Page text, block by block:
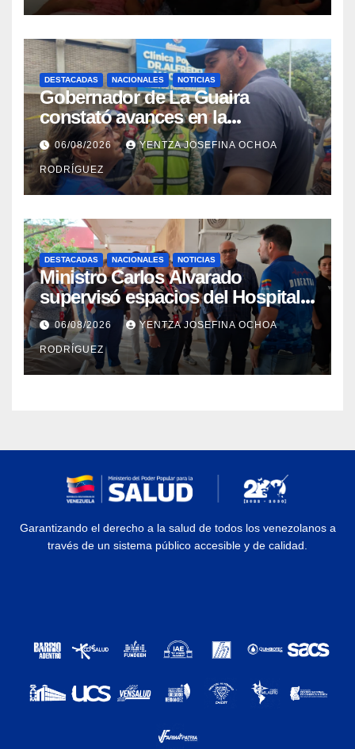
DESTACADAS NACIONALES NOTICIAS
Gobernador de La Guaira
constató avances en la
rehabilitación del Hospitalito de
Catia la Mar
06/08/2026 YENTZA JOSEFINA OCHOA
RODRÍGUEZ
DESTACADAS NACIONALES NOTICIAS
Ministro Carlos Alvarado
supervisó espacios del Hospital
Dermatológico Dr. Martín Vegas
en La Guaira
06/08/2026 YENTZA JOSEFINA OCHOA
RODRÍGUEZ
Garantizando el derecho a la salud de todos los venezolanos a
través de un sistema público accesible y de calidad.